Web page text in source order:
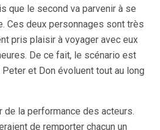
que le second va parvenir à se
Ces deux personnages sont très
pris plaisir à voyager avec eux
De ce fait, le scénario est
et Don évoluent tout au long
de la performance des acteurs.
de remporter chacun un